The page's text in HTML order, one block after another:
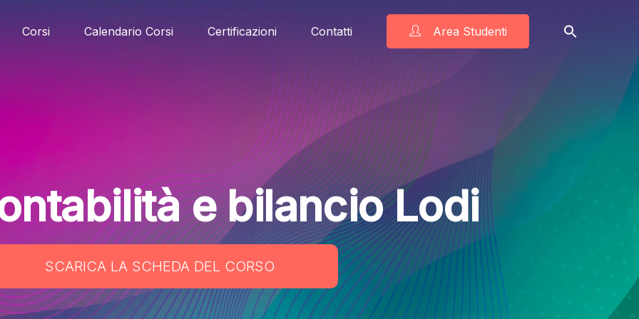
Corsi Calendario Corsi Certificazioni Contatti Area Studenti
e bilancio Lodi
SCARICA LA SCHEDA DEL CORSO